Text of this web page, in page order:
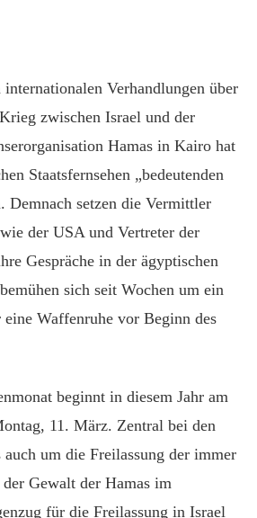
Verhandlungen über
zwischen Israel und der
Hamas in Kairo hat
Staatsfernsehen „bedeutenden
Demnach setzen die Vermittler
der USA und Vertreter der
Gespräche in der ägyptischen
sich seit Wochen um ein
Waffenruhe vor Beginn des
beginnt in diesem Jahr am
11. März. Zentral bei den
auch um die Freilassung der immer
Gewalt der Hamas im
für die Freilassung in Israel